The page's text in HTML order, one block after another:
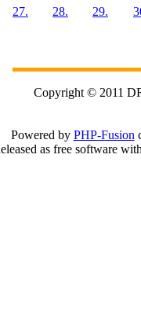
27. 28. 29.
Copyright © 2011
Powered by PHP-Fusion
as free software